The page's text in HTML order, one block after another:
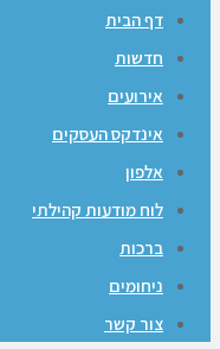
דף הבית
חדשות
אירועים
אינדקס העסקים
אלפון
לוח מודעות קהילתי
ברכות
ניחומים
צור קשר